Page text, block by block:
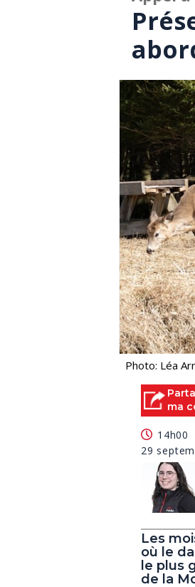
Photo: Léa
ma
14h00
29
Les
où le
le plus
de la